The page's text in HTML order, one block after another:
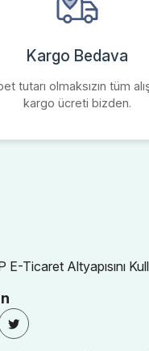
Kargo Bedava
tutarı olmaksızın tüm
kargo ücreti bizden.
Ticaret Altyapısını